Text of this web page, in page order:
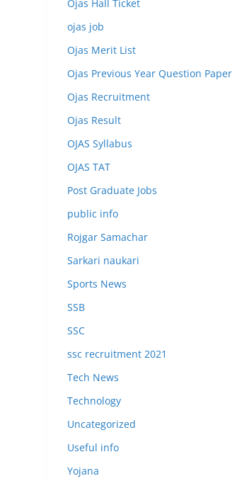
Ojas Hall Ticket
ojas job
Ojas Merit List
Ojas Previous Year Question Paper
Ojas Recruitment
Ojas Result
OJAS Syllabus
OJAS TAT
Post Graduate Jobs
public info
Rojgar Samachar
Sarkari naukari
Sports News
SSB
SSC
ssc recruitment 2021
Tech News
Technology
Uncategorized
Useful info
Yojana